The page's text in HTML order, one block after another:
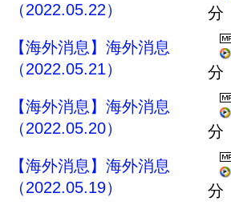
（2022.05.22）
分
【海外消息】海外消息
（2022.05.21）
分
【海外消息】海外消息
（2022.05.20）
分
【海外消息】海外消息
（2022.05.19）
分